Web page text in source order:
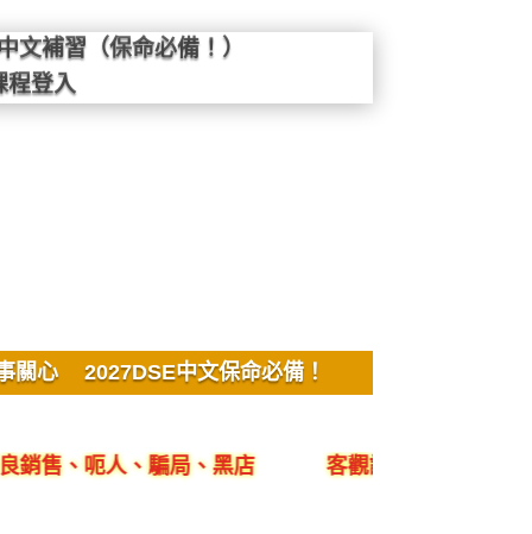
文補習（保命必備！）
程登入
關心 2027DSE中文保命必備！
人、騙局、黑店 客觀評價YYLam林溢欣DSE中